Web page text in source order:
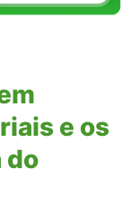
e os
do